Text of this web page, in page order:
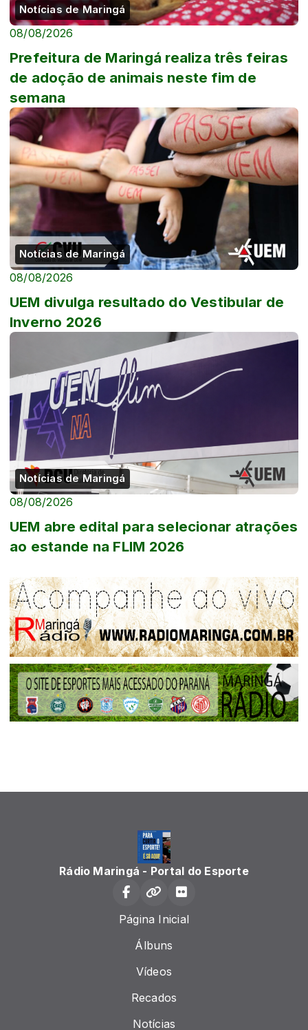
Notícias de Maringá
08/08/2026
Prefeitura de Maringá realiza três feiras
de adoção de animais neste fim de
semana
Notícias de Maringá
08/08/2026
UEM divulga resultado do Vestibular de
Inverno 2026
Notícias de Maringá
08/08/2026
UEM abre edital para selecionar atrações
ao estande na FLIM 2026
Rádio Maringá - Portal do Esporte
Página Inicial
Álbuns
Vídeos
Recados
Notícias